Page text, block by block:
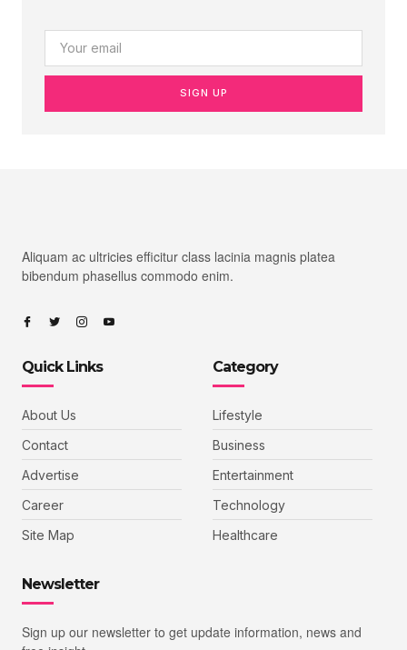
SIGN UP
Aliquam ac ultricies efficitur class lacinia magnis platea
bibendum phasellus commodo enim.
Quick Links
About Us
Contact
Advertise
Career
Site Map
Category
Lifestyle
Business
Entertainment
Technology
Healthcare
Newsletter
Sign up our newsletter to get update information, news and